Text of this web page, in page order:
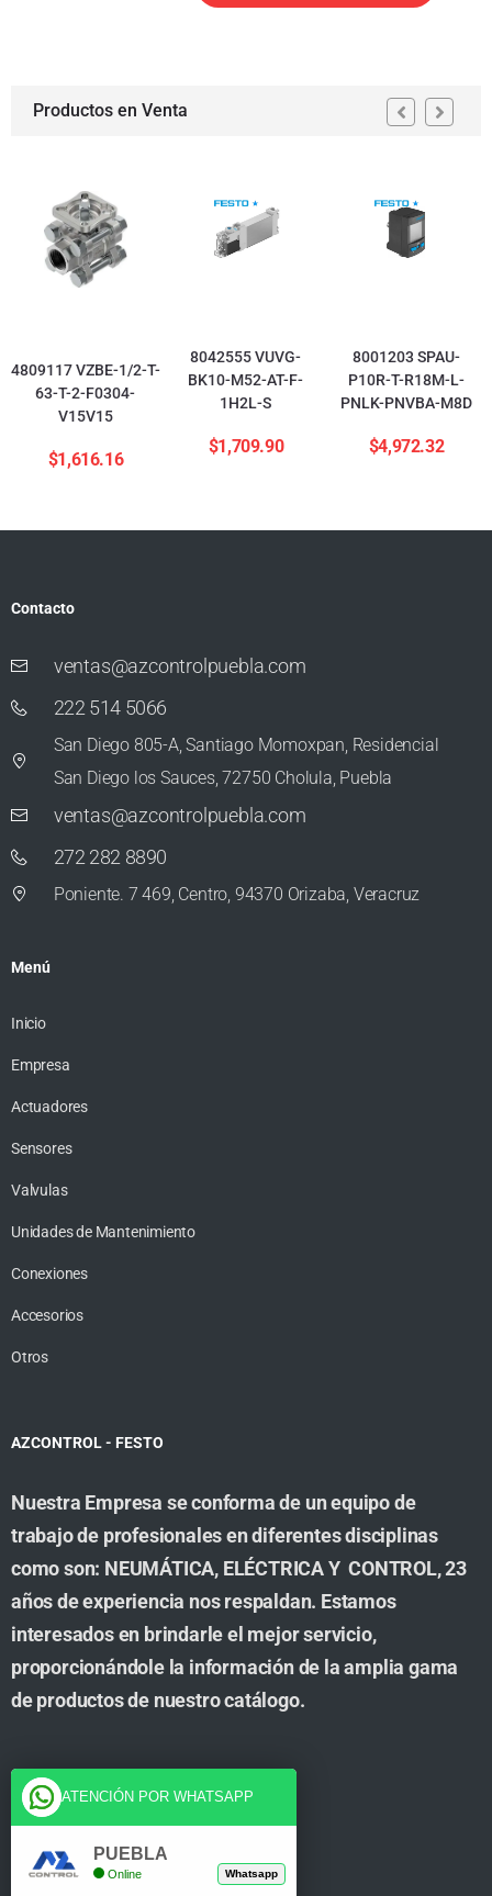
Productos en Venta
4809117 VZBE-1/2-T-
63-T-2-F0304-
V15V15
$1,616.16
8042555 VUVG-
BK10-M52-AT-F-
1H2L-S
$1,709.90
8001203 SPAU-
P10R-T-R18M-L-
PNLK-PNVBA-M8D
$4,972.32
Contacto
ventas@azcontrolpuebla.com
222 514 5066
San Diego 805-A, Santiago Momoxpan, Residencial
San Diego los Sauces, 72750 Cholula, Puebla
ventas@azcontrolpuebla.com
272 282 8890
Poniente. 7 469, Centro, 94370 Orizaba, Veracruz
Menú
Inicio
Empresa
Actuadores
Sensores
Valvulas
Unidades de Mantenimiento
Conexiones
Accesorios
Otros
AZCONTROL - FESTO
Nuestra Empresa se conforma de un equipo de
trabajo de profesionales en diferentes disciplinas
como son: NEUMÁTICA, ELÉCTRICA Y CONTROL, 23
años de experiencia nos respaldan. Estamos
interesados en brindarle el mejor servicio,
proporcionándole la información de la amplia gama
de productos de nuestro catálogo.
Cuenta
Tienda
ATENCIÓN POR WHATSAPP
PUEBLA
Online Whatsapp